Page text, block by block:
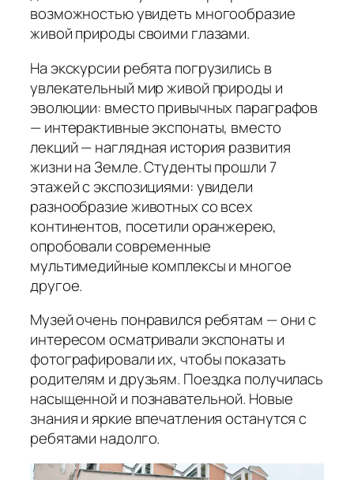
возможностью увидеть многообразие
живой природы своими глазами.
На экскурсии ребята погрузились в
увлекательный мир живой природы и
эволюции: вместо привычных параграфов
— интерактивные экспонаты, вместо
лекций — наглядная история развития
жизни на Земле. Студенты прошли 7
этажей с экспозициями: увидели
разнообразие животных со всех
континентов, посетили оранжерею,
опробовали современные
мультимедийные комплексы и многое
другое.
Музей очень понравился ребятам — они с
интересом осматривали экспонаты и
фотографировали их, чтобы показать
родителям и друзьям. Поездка получилась
насыщенной и познавательной. Новые
знания и яркие впечатления останутся с
ребятами надолго.